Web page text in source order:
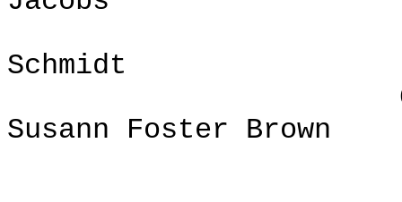
Schmidt
Cover
Susann Foster Brown